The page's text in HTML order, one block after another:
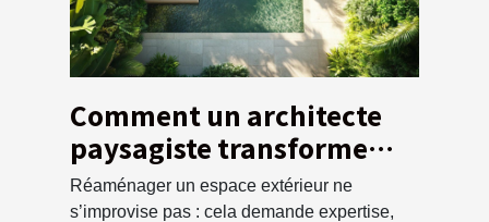
Comment un architecte
paysagiste transforme
votre espace extérieur ?
Réaménager un espace extérieur ne
s’improvise pas : cela demande expertise,